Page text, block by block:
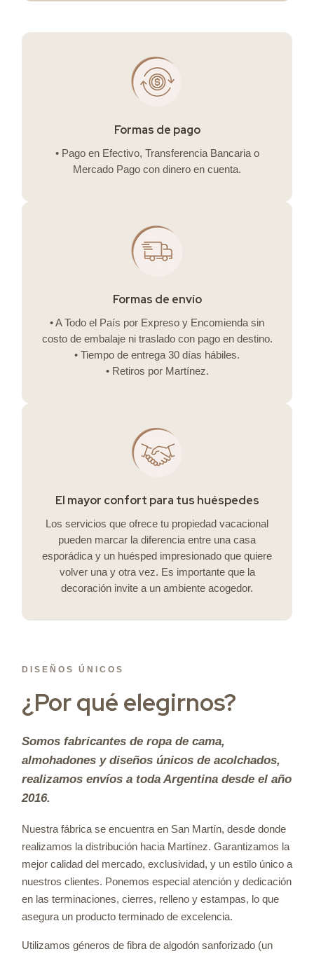
Formas de pago
• Pago en Efectivo, Transferencia Bancaria o
Mercado Pago con dinero en cuenta.
Formas de envío
• A Todo el País por Expreso y Encomienda sin
costo de embalaje ni traslado con pago en destino.
• Tiempo de entrega 30 días hábiles.
• Retiros por Martínez.
El mayor confort para tus huéspedes
Los servicios que ofrece tu propiedad vacacional
pueden marcar la diferencia entre una casa
esporádica y un huésped impresionado que quiere
volver una y otra vez. Es importante que la
decoración invite a un ambiente acogedor.
DISEÑOS ÚNICOS
¿Por qué elegirnos?
Somos fabricantes de ropa de cama,
almohadones y diseños únicos de acolchados,
realizamos envíos a toda Argentina desde el año
2016.
Nuestra fábrica se encuentra en San Martín, desde donde
realizamos la distribución hacia Martínez. Garantizamos la
mejor calidad del mercado, exclusividad, y un estilo único a
nuestros clientes. Ponemos especial atención y dedicación
en las terminaciones, cierres, relleno y estampas, lo que
asegura un producto terminado de excelencia.
Utilizamos géneros de fibra de algodón sanforizado (un